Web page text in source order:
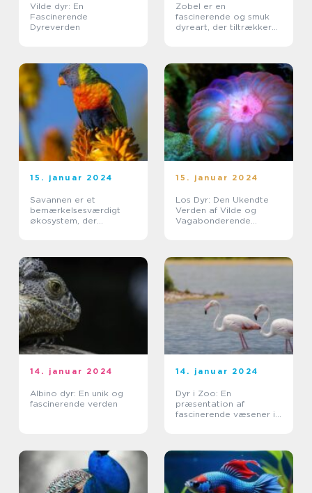
Vilde dyr: En
Fascinerende
Dyreverden
Zobel er en
fascinerende og smuk
dyreart, der tiltrækker
15. januar 2024
Savannen er et
bemærkelsesværdigt
økosystem, der
15. januar 2024
Los Dyr: Den Ukendte
Verden af Vilde og
Vagabonderende
14. januar 2024
Albino dyr: En unik og
fascinerende verden
14. januar 2024
Dyr i Zoo: En
præsentation af
fascinerende væsener i